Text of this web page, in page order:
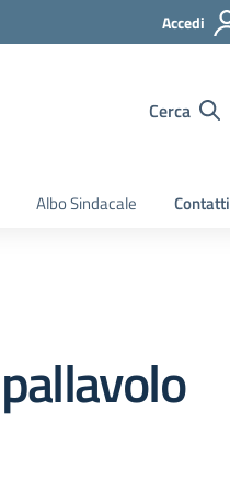
Accedi
Cerca
Albo Sindacale Contatti